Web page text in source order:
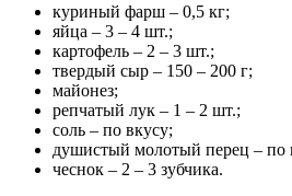
куриный фарш – 0,5 кг;
яйца – 3 – 4 шт.;
картофель – 2 – 3 шт.;
твердый сыр – 150 – 200 г;
майонез;
репчатый лук – 1 – 2 шт.;
соль – по вкусу;
душистый молотый перец – по
чеснок – 2 – 3 зубчика.